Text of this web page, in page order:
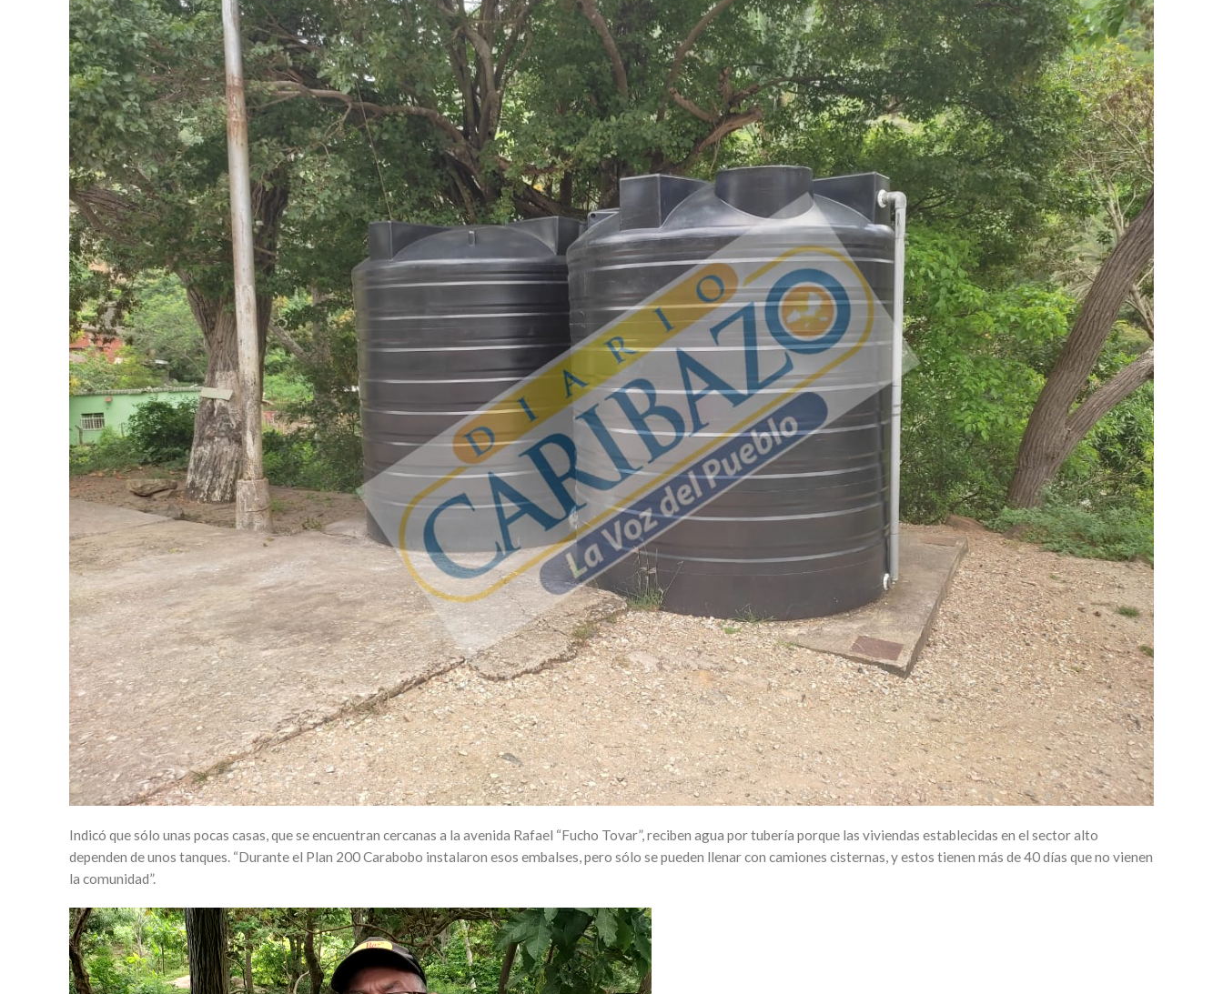
Indicó que sólo unas pocas casas, que se encuentran cercanas a la avenida Rafael “Fucho Tovar”, reciben agua por tubería porque las viviendas establecidas en el sector alto
dependen de unos tanques. “Durante el Plan 200 Carabobo instalaron esos embalses, pero sólo se pueden llenar con camiones cisternas, y estos tienen más de 40 días que no vienen
la comunidad”.
Reproductor
de
video